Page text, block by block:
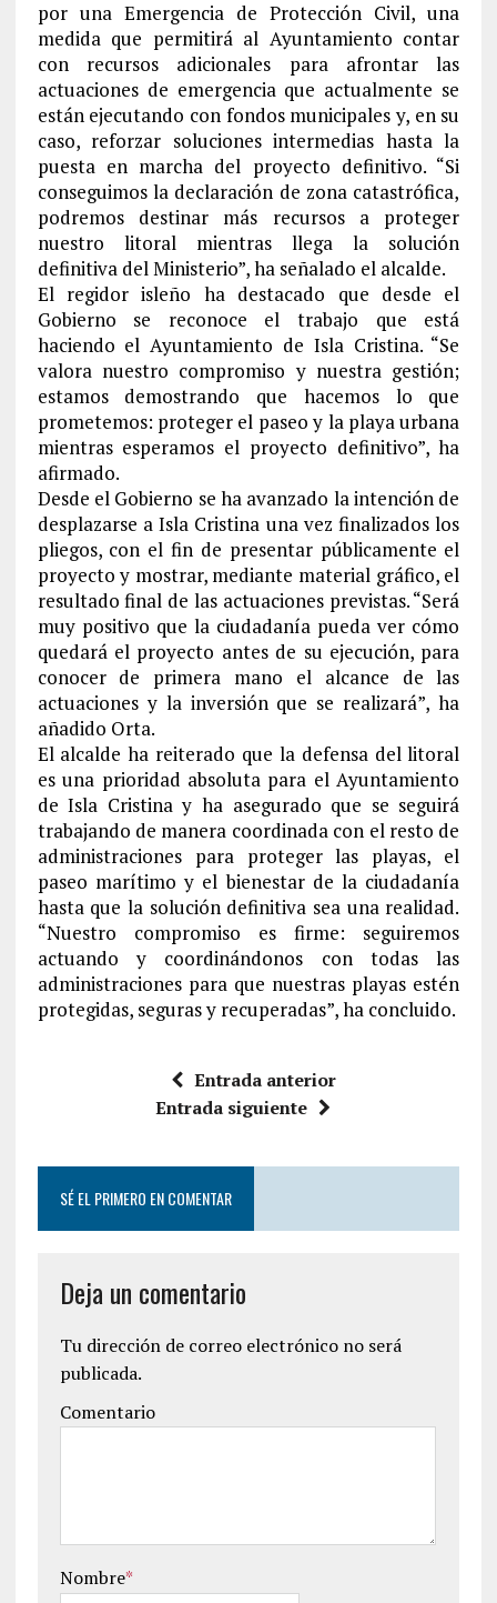
por una Emergencia de Protección Civil, una
medida que permitirá al Ayuntamiento contar
con recursos adicionales para afrontar las
actuaciones de emergencia que actualmente se
están ejecutando con fondos municipales y, en su
caso, reforzar soluciones intermedias hasta la
puesta en marcha del proyecto definitivo. “Si
conseguimos la declaración de zona catastrófica,
podremos destinar más recursos a proteger
nuestro litoral mientras llega la solución
definitiva del Ministerio”, ha señalado el alcalde.
El regidor isleño ha destacado que desde el
Gobierno se reconoce el trabajo que está
haciendo el Ayuntamiento de Isla Cristina. “Se
valora nuestro compromiso y nuestra gestión;
estamos demostrando que hacemos lo que
prometemos: proteger el paseo y la playa urbana
mientras esperamos el proyecto definitivo”, ha
afirmado.
Desde el Gobierno se ha avanzado la intención de
desplazarse a Isla Cristina una vez finalizados los
pliegos, con el fin de presentar públicamente el
proyecto y mostrar, mediante material gráfico, el
resultado final de las actuaciones previstas. “Será
muy positivo que la ciudadanía pueda ver cómo
quedará el proyecto antes de su ejecución, para
conocer de primera mano el alcance de las
actuaciones y la inversión que se realizará”, ha
añadido Orta.
El alcalde ha reiterado que la defensa del litoral
es una prioridad absoluta para el Ayuntamiento
de Isla Cristina y ha asegurado que se seguirá
trabajando de manera coordinada con el resto de
administraciones para proteger las playas, el
paseo marítimo y el bienestar de la ciudadanía
hasta que la solución definitiva sea una realidad.
“Nuestro compromiso es firme: seguiremos
actuando y coordinándonos con todas las
administraciones para que nuestras playas estén
protegidas, seguras y recuperadas”, ha concluido.
Entrada anterior
Entrada siguiente
SÉ EL PRIMERO EN COMENTAR
Deja un comentario
Tu dirección de correo electrónico no será
publicada.
Comentario
Nombre*